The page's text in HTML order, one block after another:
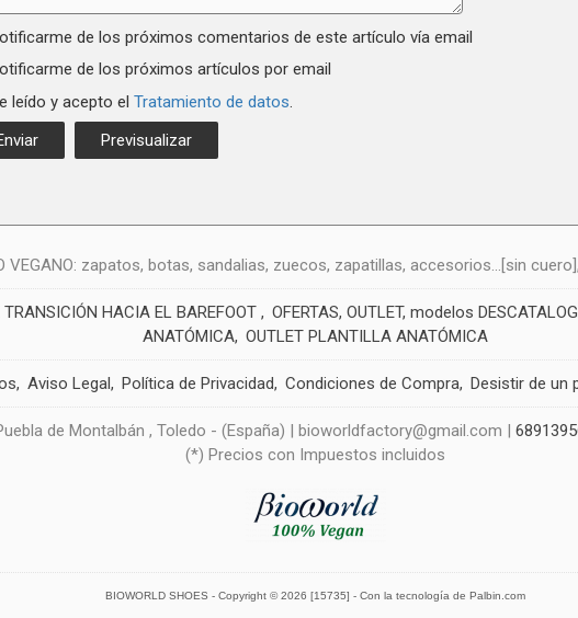
de los próximos comentarios de este artículo vía email
de los próximos artículos por email
leído y acepto el Tratamiento de datos
VEGANO: zapatos, botas, sandalias, zuecos, zapatillas, accesorios...[sin
HACIA EL BAREFOOT OFERTAS, OUTLET, modelos
ANATÓMICA OUTLET PLANTILLA ANATÓMICA
Aviso Legal Política de Privacidad Condiciones de Compra Desistir de un
de Montalbán , Toledo - (España) | bioworldfactory@gmail.com |
(*) Precios con Impuestos incluidos
BIOWORLD SHOES - Copyright © 2026 [15735] - Con la tecnología de Palbin.com